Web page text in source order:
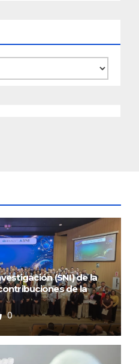
(SNI) de la
de la
0